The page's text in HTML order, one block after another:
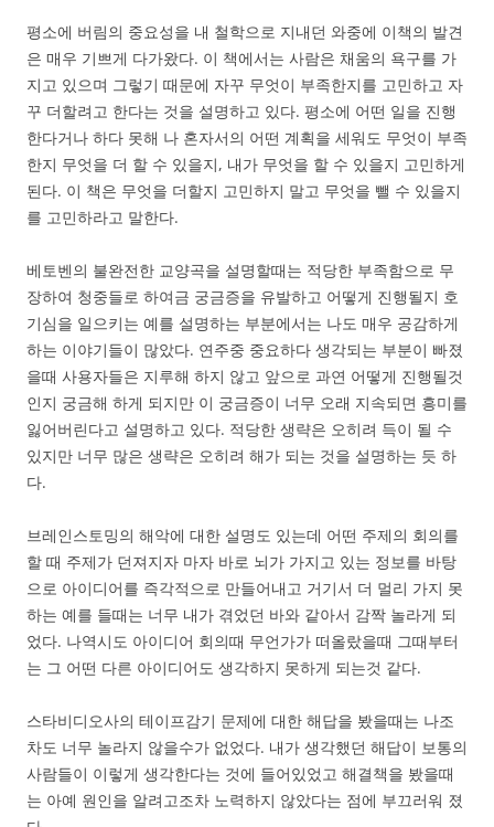
평소에 버림의 중요성을 내 철학으로 지내던 와중에 이책의 발견
은 매우 기쁘게 다가왔다. 이 책에서는 사람은 채움의 욕구를 가
지고 있으며 그렇기 때문에 자꾸 무엇이 부족한지를 고민하고 자
꾸 더할려고 한다는 것을 설명하고 있다. 평소에 어떤 일을 진행
한다거나 하다 못해 나 혼자서의 어떤 계획을 세워도 무엇이 부족
한지 무엇을 더 할 수 있을지, 내가 무엇을 할 수 있을지 고민하게
된다. 이 책은 무엇을 더할지 고민하지 말고 무엇을 뺄 수 있을지
를 고민하라고 말한다.
베토벤의 불완전한 교양곡을 설명할때는 적당한 부족함으로 무
장하여 청중들로 하여금 궁금증을 유발하고 어떻게 진행될지 호
기심을 일으키는 예를 설명하는 부분에서는 나도 매우 공감하게
하는 이야기들이 많았다. 연주중 중요하다 생각되는 부분이 빠졌
을때 사용자들은 지루해 하지 않고 앞으로 과연 어떻게 진행될것
인지 궁금해 하게 되지만 이 궁금증이 너무 오래 지속되면 흥미를
잃어버린다고 설명하고 있다. 적당한 생략은 오히려 득이 될 수
있지만 너무 많은 생략은 오히려 해가 되는 것을 설명하는 듯 하
다.
브레인스토밍의 해악에 대한 설명도 있는데 어떤 주제의 회의를
할 때 주제가 던져지자 마자 바로 뇌가 가지고 있는 정보를 바탕
으로 아이디어를 즉각적으로 만들어내고 거기서 더 멀리 가지 못
하는 예를 들때는 너무 내가 겪었던 바와 같아서 감짝 놀라게 되
었다. 나역시도 아이디어 회의때 무언가가 떠올랐을때 그때부터
는 그 어떤 다른 아이디어도 생각하지 못하게 되는것 같다.
스타비디오사의 테이프감기 문제에 대한 해답을 봤을때는 나조
차도 너무 놀라지 않을수가 없었다. 내가 생각했던 해답이 보통의
사람들이 이렇게 생각한다는 것에 들어있었고 해결책을 봤을때
는 아예 원인을 알려고조차 노력하지 않았다는 점에 부끄러워 졌